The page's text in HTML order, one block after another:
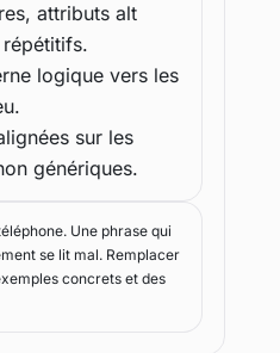
attributs alt
logique vers les
sur les
génériques.
Une phrase qui
se lit mal. Remplacer
concrets et des